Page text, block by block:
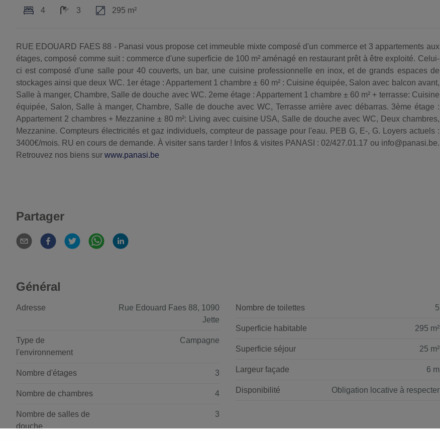
4 3 295 m²
RUE EDOUARD FAES 88 - Panasi vous propose cet immeuble mixte composé d'un commerce et 3 appartements aux
étages, composé comme suit : commerce d'une superficie de 100 m² aménagé en restaurant prêt à être exploité. Celui-
ci est composé d'une salle pour 40 couverts, un bar, une cuisine professionnelle en inox, et de grands espaces de
stockages ainsi que deux WC. 1er étage : Appartement 1 chambre ± 60 m² : Cuisine équipée, Salon avec balcon avant,
Salle à manger, Chambre, Salle de douche avec WC. 2eme étage : Appartement 1 chambre ± 60 m² + terrasse: Cuisine
équipée, Salon, Salle à manger, Chambre, Salle de douche avec WC, Terrasse arrière avec débarras. 3ème étage :
Appartement 2 chambres + Mezzanine ± 80 m²: Living avec cuisine USA, Salle de douche avec WC, Deux chambres,
Mezzanine. Compteurs électricités et gaz individuels, compteur de passage pour l'eau. PEB G, E-, G. Loyers actuels :
3400€/mois. RU en cours de demande. À visiter sans tarder ! Infos & visites PANASI : 02/427.01.17 ou info@panasi.be.
Retrouvez nos biens sur www.panasi.be
Partager
Général
Adresse
Rue Edouard Faes 88, 1090
Jette
Type de
l'environnement
Campagne
Nombre d'étages 3
Nombre de chambres 4
Nombre de salles de
douche
3
Nombre de toilettes 5
Superficie habitable 295 m²
Superficie séjour 25 m²
Largeur façade 6 m
Disponibilité Obligation locative à respecter